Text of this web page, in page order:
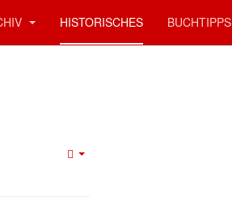
HISTORISCHES BUCHTIPPS